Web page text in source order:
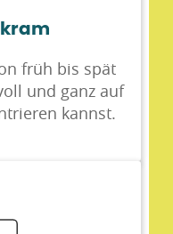
früh bis spät
und ganz auf
kannst.